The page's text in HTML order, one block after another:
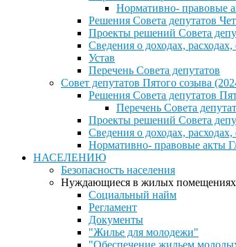
Нормативно- правовые
Решения Совета депутатов
Проекты решений Совета
Сведения о доходах,
Устав
Перечень Совета депутатов
Совет депутатов Пятого созыва
Решения Совета депутатов
Перечень Совета
Проекты решений Совета
Сведения о доходах,
Нормативно- правовые акты
НАСЕЛЕНИЮ
Безопасность населения
Нуждающиеся в жилых помещениях
Социальный найм
Регламент
Документы
"Жилье для молодежи"
"Обеспечение жильем